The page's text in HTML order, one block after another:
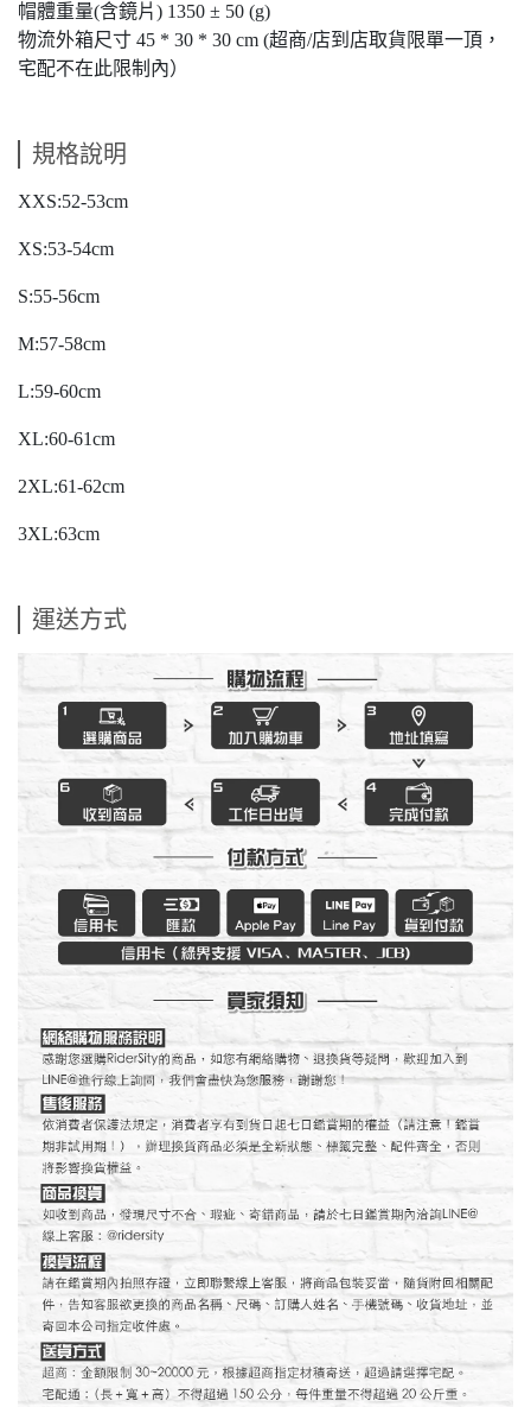
帽體重量(含鏡片) 1350 ± 50 (g)
物流外箱尺寸 45 * 30 * 30 cm (超商/店到店取貨限單一頂，
宅配不在此限制內）
規格說明
XXS:52-53cm
XS:53-54cm
S:55-56cm
M:57-58cm
L:59-60cm
XL:60-61cm
2XL:61-62cm
3XL:63cm
運送方式